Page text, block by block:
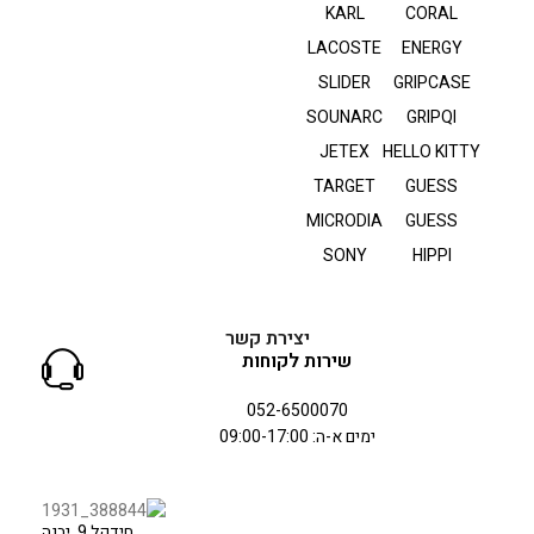
CORAL
ENERGY
GRIPCASE
GRIPQI
HELLO KITTY
GUESS
GUESS
HIPPI
KARL
LACOSTE
SLIDER
SOUNARC
JETEX
TARGET
MICRODIA
SONY
יצירת קשר
שירות לקוחות
052-6500070
ימים א-ה: 09:00-17:00